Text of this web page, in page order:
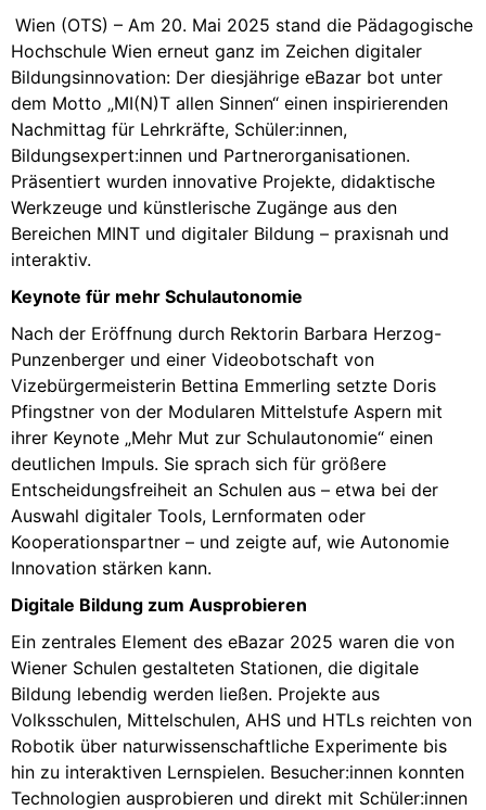
Wien (OTS) – Am 20. Mai 2025 stand die Pädagogische
Hochschule Wien erneut ganz im Zeichen digitaler
Bildungsinnovation: Der diesjährige eBazar bot unter
dem Motto „MI(N)T allen Sinnen“ einen inspirierenden
Nachmittag für Lehrkräfte, Schüler:innen,
Bildungsexpert:innen und Partnerorganisationen.
Präsentiert wurden innovative Projekte, didaktische
Werkzeuge und künstlerische Zugänge aus den
Bereichen MINT und digitaler Bildung – praxisnah und
interaktiv.
Keynote für mehr Schulautonomie
Nach der Eröffnung durch Rektorin Barbara Herzog-
Punzenberger und einer Videobotschaft von
Vizebürgermeisterin Bettina Emmerling setzte Doris
Pfingstner von der Modularen Mittelstufe Aspern mit
ihrer Keynote „Mehr Mut zur Schulautonomie“ einen
deutlichen Impuls. Sie sprach sich für größere
Entscheidungsfreiheit an Schulen aus – etwa bei der
Auswahl digitaler Tools, Lernformaten oder
Kooperationspartner – und zeigte auf, wie Autonomie
Innovation stärken kann.
Digitale Bildung zum Ausprobieren
Ein zentrales Element des eBazar 2025 waren die von
Wiener Schulen gestalteten Stationen, die digitale
Bildung lebendig werden ließen. Projekte aus
Volksschulen, Mittelschulen, AHS und HTLs reichten von
Robotik über naturwissenschaftliche Experimente bis
hin zu interaktiven Lernspielen. Besucher:innen konnten
Technologien ausprobieren und direkt mit Schüler:innen